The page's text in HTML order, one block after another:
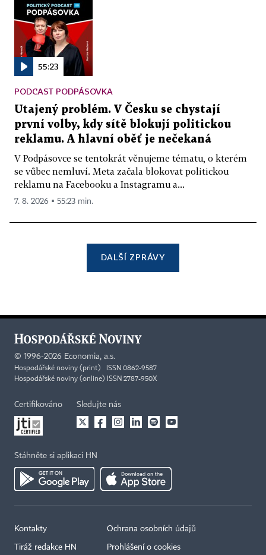
55:23
PODCAST PODPÁSOVKA
Utajený problém. V Česku se chystají
první volby, kdy sítě blokují politickou
reklamu. A hlavní oběť je nečekaná
V Podpásovce se tentokrát věnujeme tématu, o kterém
se vůbec nemluví. Meta začala blokovat politickou
reklamu na Facebooku a Instagramu a...
7. 8. 2026 ▪ 55:23 min.
DALŠÍ ZPRÁVY
© 1996-2026 Economia, a.s.
Hospodářské noviny (print) ISSN 0862-9587
Hospodářské noviny (online) ISSN 2787-950X
Certifikováno Sledujte nás
Stáhněte si aplikaci HN
Kontakty
Tiráž redakce HN
Ochrana osobních údajů
Prohlášení o cookies